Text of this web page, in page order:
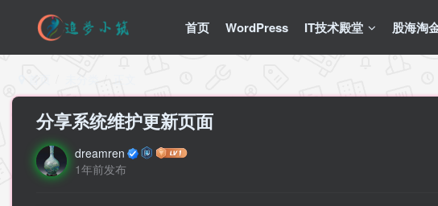
首页 WordPress IT技术殿堂 股海淘
分享系统维护更新页面
dreamren
1年前发布